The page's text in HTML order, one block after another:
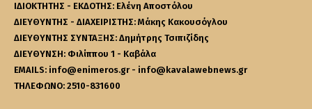
ΙΔΙΟΚΤΗΤΗΣ - ΕΚΔΟΤΗΣ: Ελένη Αποστόλου
ΔΙΕΥΘΥΝΤΗΣ - ΔΙΑΧΕΙΡΙΣΤΗΣ: Μάκης Κακουσόγλου
ΔΙΕΥΘΥΝΤΗΣ ΣΥΝΤΑΞΗΣ: Δημήτρης Τσιπιζίδης
ΔΙΕΥΘΥΝΣΗ: Φιλίππου 1 - Καβάλα
EMAILS: info@enimeros.gr - info@kavalawebnews.gr
ΤΗΛΕΦΩΝΟ: 2510-831600